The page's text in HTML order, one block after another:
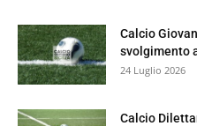
Calcio
svolgimento
24 Luglio 2026
Calcio